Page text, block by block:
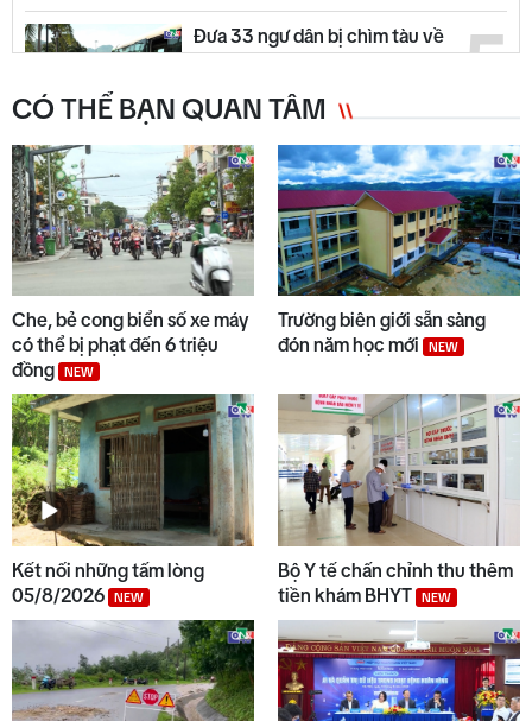
5
Đưa 33 ngư dân bị chìm tàu về
địa phương
6
Phường Đăk Bla ra quân "Chiến
dịch mùa hè số cùng VNeID"
7
Cách thức Israel quản lý chung
cư không theo niên hạn
8
Indonesia và Thái Lan mở rộng
hợp tác quốc phòng, kinh tế và
an ninh
9
Việt Nam - Australia hợp tác
nghiên cứu công nghệ chiến
lược
10
Đại biểu Quốc hội tỉnh góp ý
hoàn thiện các dự án Luật
CÓ THỂ BẠN QUAN TÂM
Che, bẻ cong biển số xe máy
có thể bị phạt đến 6 triệu
đồng
NEW
Trường biên giới sẵn sàng
đón năm học mới
NEW
Kết nối những tấm lòng
05/8/2026
NEW
Bộ Y tế chấn chỉnh thu thêm
tiền khám BHYT
NEW